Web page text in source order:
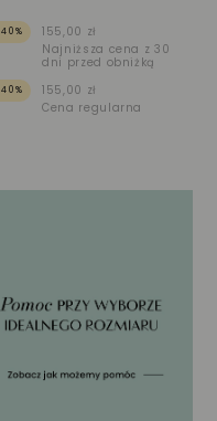
155,00 zł
Najniższa cena z 30
dni przed obniżką
155,00 zł
Cena regularna
listy życzeń